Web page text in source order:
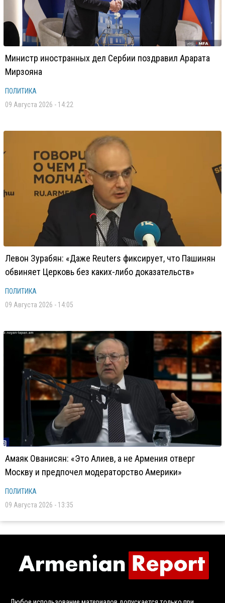
Министр иностранных дел Сербии поздравил Арарата
Мирзояна
ПОЛИТИКА
09 Августа 2026 - 14:22
Левон Зурабян: «Даже Reuters фиксирует, что Пашинян
обвиняет Церковь без каких-либо доказательств»
ПОЛИТИКА
09 Августа 2026 - 14:05
Амаяк Ованисян: «Это Алиев, а не Армения отверг
Москву и предпочел модераторство Америки»
ПОЛИТИКА
09 Августа 2026 - 13:35